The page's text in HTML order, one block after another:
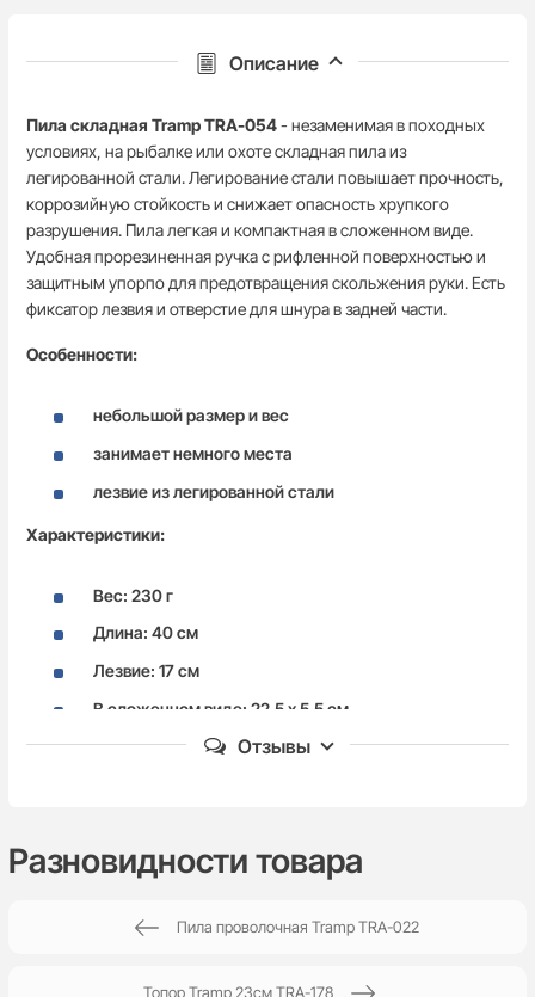
Описание
Пила складная Tramp TRA-054- незаменимая в походных
условиях, на рыбалке или охоте складная пила из
легированной стали. Легирование стали повышает прочность,
коррозийную стойкость и снижает опасность хрупкого
разрушения. Пила легкая и компактная в сложенном виде.
Удобная прорезиненная ручка с рифленной поверхностью и
защитным упорпо для предотвращения скольжения руки. Есть
фиксатор лезвия и отверстие для шнура в задней части.
Особенности:
небольшой размер и вес
занимает немного места
лезвие из легированной стали
Характеристики:
Вес: 230 г
Длина: 40 см
Лезвие: 17 см
В сложенном виде: 22,5 х 5,5 см
Материал: Сталь Отзывы
Разновидности товара
Пила проволочная Tramp TRA-022
Топор Tramp 23см TRA-178